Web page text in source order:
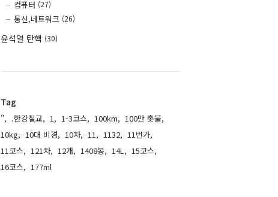
컴퓨터 (27)
통신,네트워크 (26)
윤석열 탄핵 (30)
Tag
", .한강철교, 1, 1-3코스, 100km, 100만 촛불,
10kg, 10대 비경, 10차, 11, 1132, 11번가,
11코스, 121차, 12개, 1408봉, 14L, 15코스,
16코스, 177ml,